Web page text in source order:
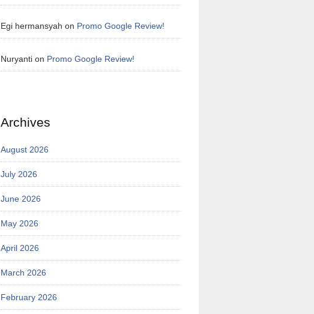
Egi hermansyah on Promo Google Review!
Nuryanti on Promo Google Review!
Archives
August 2026
July 2026
June 2026
May 2026
April 2026
March 2026
February 2026